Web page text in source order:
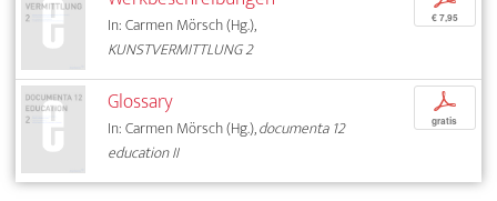
In: Carmen Mörsch (Hg.),
KUNSTVERMITTLUNG 2
€ 7,95
Glossary
In: Carmen Mörsch (Hg.),documenta 12
education II
p
gratis